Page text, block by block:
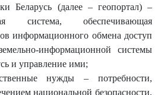
Беларусь (далее – геопортал) –
система, обеспечивающая
информационного обмена доступ
информационной системы
и управление ими;
нужды – потребности,
национальной безопасности,